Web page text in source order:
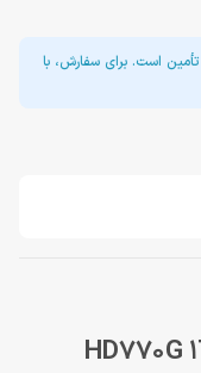
است. برای سفارش، با